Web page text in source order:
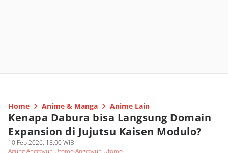
Home Anime & Manga Anime Lain
Kenapa Dabura bisa Langsung Domain
Expansion di Jujutsu Kaisen Modulo?
10 Feb 2026, 15:00 WIB
Agung Anggayuh Utomo Anggayuh Utomo